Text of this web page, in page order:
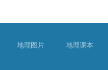
地理图片 地理课本